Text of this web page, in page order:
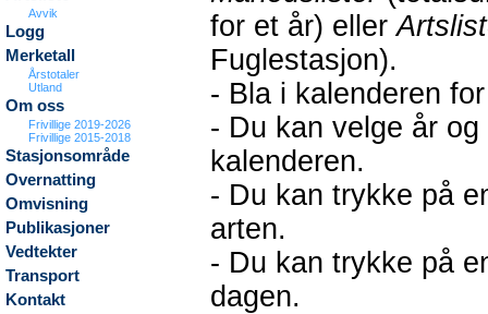
Avvik
Logg
Merketall
Årstotaler
Utland
Om oss
Frivillige 2019-2026
Frivillige 2015-2018
Stasjonsområde
Overnatting
Omvisning
Publikasjoner
Vedtekter
Transport
Kontakt
for et år) eller
Fuglestasjon).
- Bla i kalenderen
- Du kan velge år
kalenderen.
- Du kan trykke på
arten.
- Du kan trykke på
dagen.